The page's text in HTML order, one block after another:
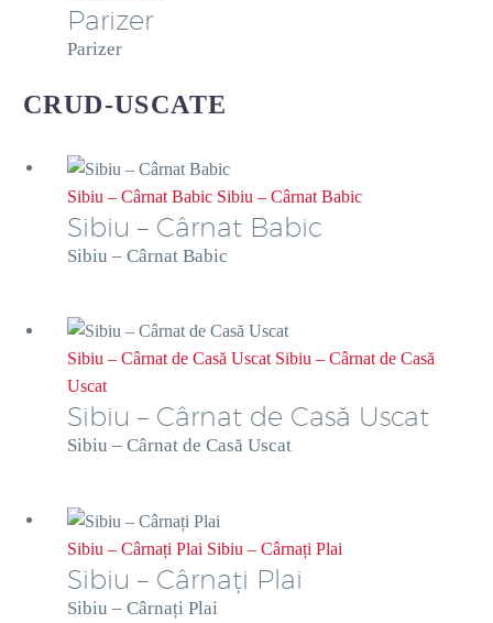
Parizer
Parizer
CRUD-USCATE
Sibiu – Cârnat Babic Sibiu – Cârnat Babic
Sibiu – Cârnat Babic
Sibiu – Cârnat Babic
Sibiu – Cârnat de Casă Uscat Sibiu – Cârnat de Casă
Uscat
Sibiu – Cârnat de Casă Uscat
Sibiu – Cârnat de Casă Uscat
Sibiu – Cârnați Plai Sibiu – Cârnați Plai
Sibiu – Cârnați Plai
Sibiu – Cârnați Plai